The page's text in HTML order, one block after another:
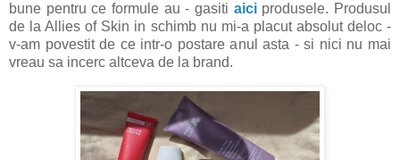
bune pentru ce formule au - gasiti aiciprodusele. Produsul
de la Allies of Skin in schimb nu mi-a placut absolut deloc -
v-am povestit de ce intr-o postare anul asta - si nici nu mai
vreau sa incerc altceva de la brand.